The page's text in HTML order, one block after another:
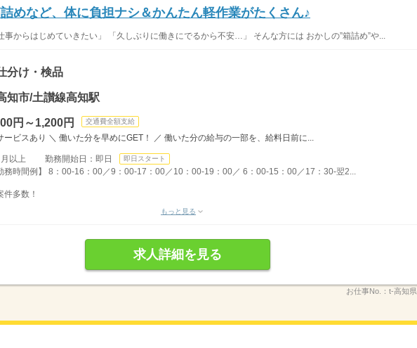
めなど、体に負担ナシ＆かんたん軽作業がたくさん♪
事からはじめていきたい」 「久しぶりに働きにでるから不安…」 そんな方には おかしの”箱詰め”や...
分け・検品
知市/土讃線高知駅
円～1,200円 交通費全額支給
ビスあり ＼ 働いた分を早めにGET！ ／ 働いた分の給与の一部を、給料日前に...
月以上 勤務開始日：即日 即日スタート
務時間例】 8：00-16：00／9：00-17：00／10：00-19：00／ 6：00-15：00／17：30-翌2...
件多数！
もっと見る
求人詳細を見る
お仕事No.： t-高知